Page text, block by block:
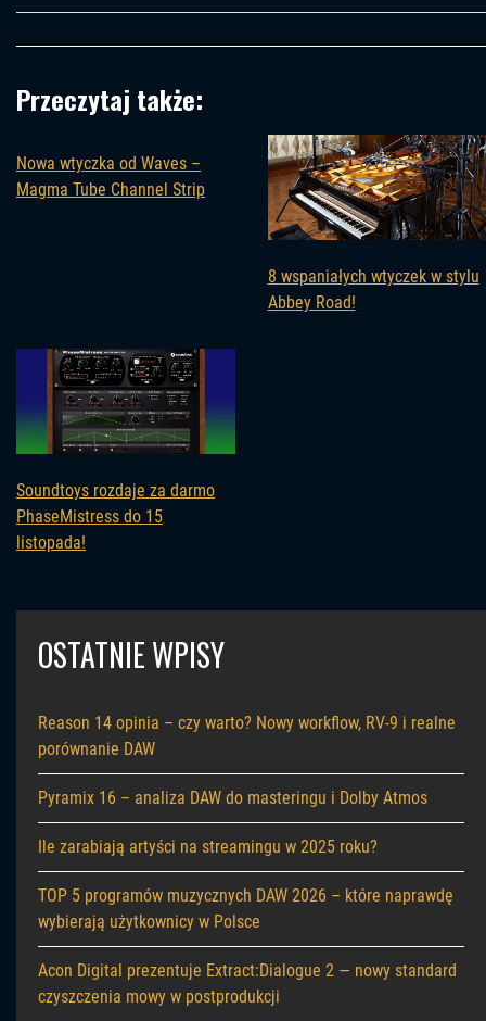
Przeczytaj także:
Nowa wtyczka od Waves –
Magma Tube Channel Strip
8 wspaniałych wtyczek w stylu
Abbey Road!
Soundtoys rozdaje za darmo
PhaseMistress do 15
listopada!
OSTATNIE WPISY
Reason 14 opinia – czy warto? Nowy workflow, RV-9 i realne
porównanie DAW
Pyramix 16 – analiza DAW do masteringu i Dolby Atmos
Ile zarabiają artyści na streamingu w 2025 roku?
TOP 5 programów muzycznych DAW 2026 – które naprawdę
wybierają użytkownicy w Polsce
Acon Digital prezentuje Extract:Dialogue 2 — nowy standard
czyszczenia mowy w postprodukcji